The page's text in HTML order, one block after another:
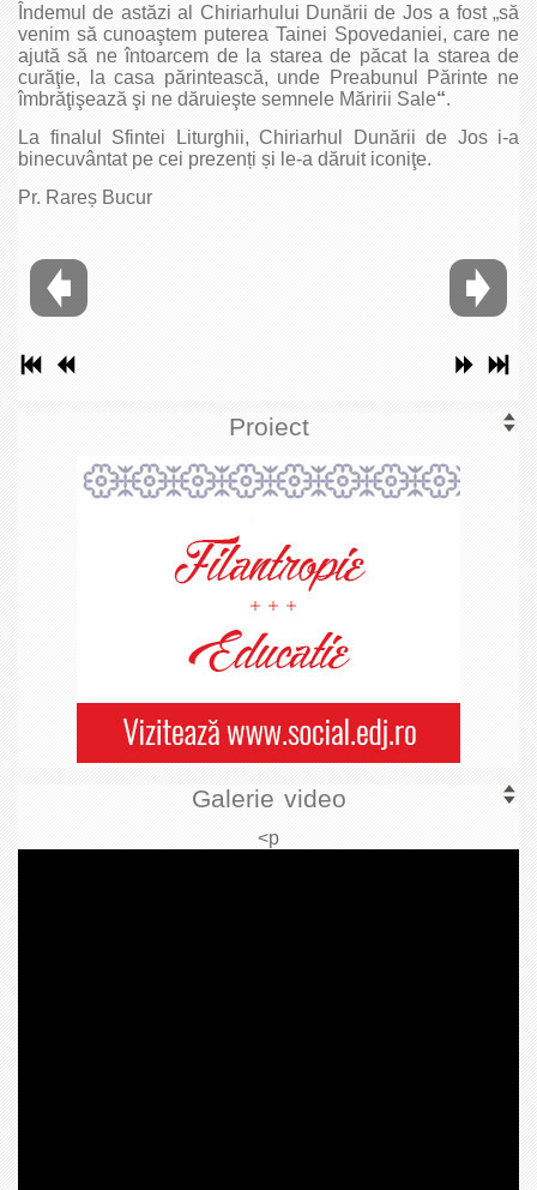
Îndemul de astăzi al Chiriarhului Dunării de Jos a fost „să
venim să cunoaştem puterea Tainei Spovedaniei, care ne
ajută să ne întoarcem de la starea de păcat la starea de
curăţie, la casa părintească, unde Preabunul Părinte ne
îmbrăţişează şi ne dăruieşte semnele Măririi Sale“.
La finalul Sfintei Liturghii, Chiriarhul Dunării de Jos i-a
binecuvântat pe cei prezenți și le-a dăruit iconiţe.
Pr. Rareș Bucur
Proiect
Galerie video
<p